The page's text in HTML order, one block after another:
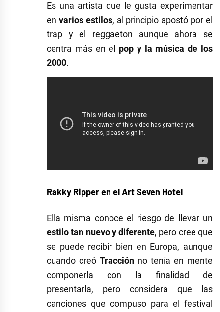
Es una artista que le gusta experimentar
en varios estilos, al principio apostó por el
trap y el reggaeton aunque ahora se
centra más en el
pop y la música de los
2000.
Rakky Ripper en elArt Seven Hotel
Ella misma conoce el riesgo de llevar un
estilo tan nuevo y diferente, pero cree que
se puede recibir bien en Europa, aunque
cuando creó Tracción no tenía en mente
componerla con la finalidad de
presentarla, pero considera que las
canciones que compuso para el festival